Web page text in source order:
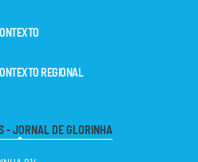
REGIONAL
- JORNAL DE GLORINHA